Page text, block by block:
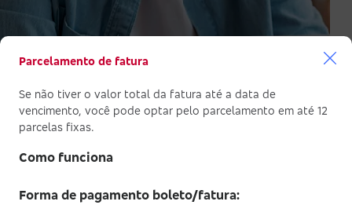
serviços que precisa
SEPARAMOS PARA VOCÊ
Antecipação
renda
Explica
Parcelamento de fatura
Se não tiver o valor total da fatura até a data de
vencimento, você pode optar pelo parcelamento em até 12
parcelas fixas.
Como funciona
Forma de pagamento boleto/fatura: